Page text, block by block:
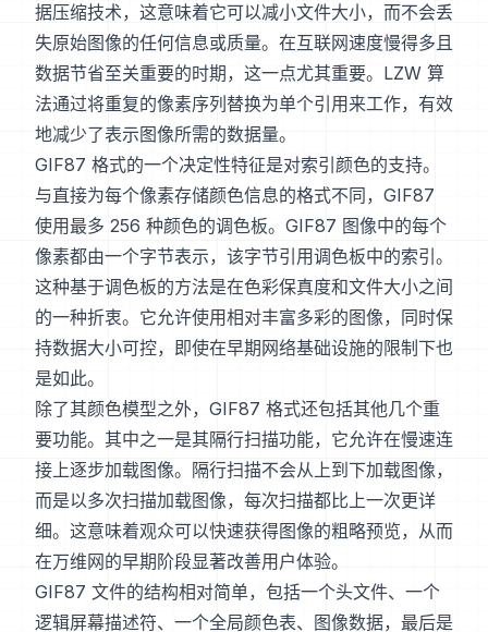
据压缩技术，这意味着它可以减小文件大小，而不会丢
失原始图像的任何信息或质量。在互联网速度慢得多且
数据节省至关重要的时期，这一点尤其重要。LZW 算
法通过将重复的像素序列替换为单个引用来工作，有效
地减少了表示图像所需的数据量。
GIF87 格式的一个决定性特征是对索引颜色的支持。
与直接为每个像素存储颜色信息的格式不同，GIF87
使用最多 256 种颜色的调色板。GIF87 图像中的每个
像素都由一个字节表示，该字节引用调色板中的索引。
这种基于调色板的方法是在色彩保真度和文件大小之间
的一种折衷。它允许使用相对丰富多彩的图像，同时保
持数据大小可控，即使在早期网络基础设施的限制下也
是如此。
除了其颜色模型之外，GIF87 格式还包括其他几个重
要功能。其中之一是其隔行扫描功能，它允许在慢速连
接上逐步加载图像。隔行扫描不会从上到下加载图像，
而是以多次扫描加载图像，每次扫描都比上一次更详
细。这意味着观众可以快速获得图像的粗略预览，从而
在万维网的早期阶段显著改善用户体验。
GIF87 文件的结构相对简单，包括一个头文件、一个
逻辑屏幕描述符、一个全局颜色表、图像数据，最后是